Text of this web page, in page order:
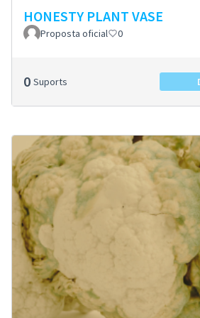
HONESTY PLANT VASE
Proposta oficial 0
0 Suports